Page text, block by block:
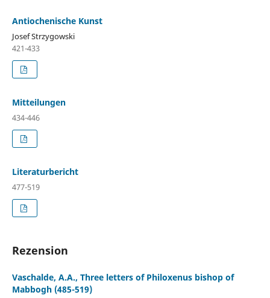
Antiochenische Kunst
Josef Strzygowski
421-433
Mitteilungen
434-446
Literaturbericht
477-519
Rezension
Vaschalde, A.A., Three letters of Philoxenus bishop of
Mabbogh (485-519)